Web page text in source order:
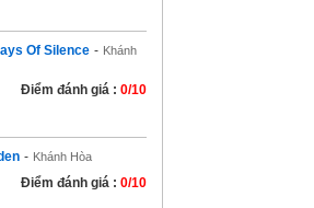
Of Silence - Khánh
Điểm đánh giá : 0/10
- Khánh Hòa
Điểm đánh giá : 0/10